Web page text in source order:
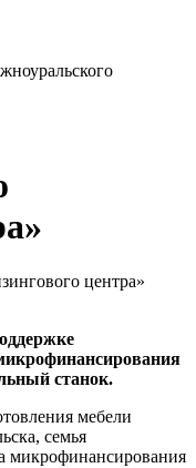
станок.
мебели
семья
микрофинансирования